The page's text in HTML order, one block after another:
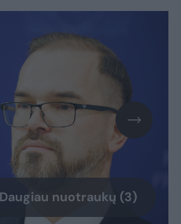
Daugiau nuotraukų (3)